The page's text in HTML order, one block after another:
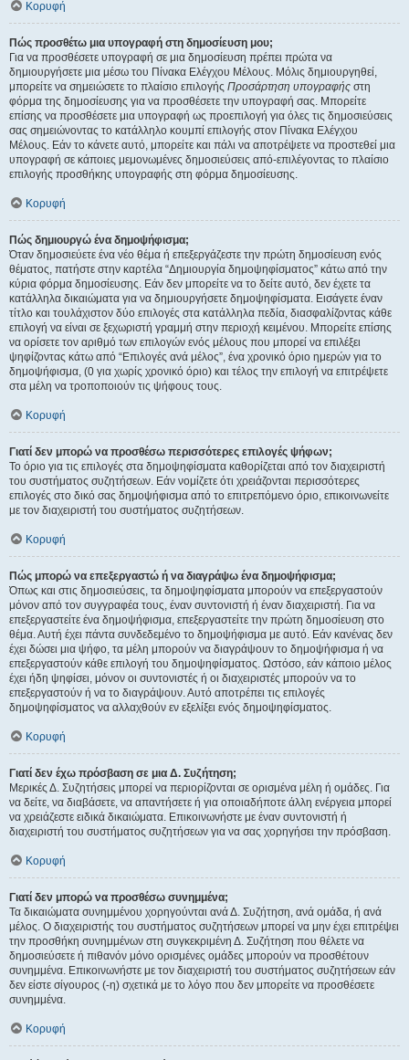
Κορυφή
Πώς προσθέτω μια υπογραφή στη δημοσίευση μου;
Για να προσθέσετε υπογραφή σε μια δημοσίευση πρέπει πρώτα να
δημιουργήσετε μια μέσω του Πίνακα Ελέγχου Μέλους. Μόλις δημιουργηθεί,
μπορείτε να σημειώσετε το πλαίσιο επιλογής Προσάρτηση υπογραφής στη
φόρμα της δημοσίευσης για να προσθέσετε την υπογραφή σας. Μπορείτε
επίσης να προσθέσετε μια υπογραφή ως προεπιλογή για όλες τις δημοσιεύσεις
σας σημειώνοντας το κατάλληλο κουμπί επιλογής στον Πίνακα Ελέγχου
Μέλους. Εάν το κάνετε αυτό, μπορείτε και πάλι να αποτρέψετε να προστεθεί μια
υπογραφή σε κάποιες μεμονωμένες δημοσιεύσεις από-επιλέγοντας το πλαίσιο
επιλογής προσθήκης υπογραφής στη φόρμα δημοσίευσης.
Κορυφή
Πώς δημιουργώ ένα δημοψήφισμα;
Όταν δημοσιεύετε ένα νέο θέμα ή επεξεργάζεστε την πρώτη δημοσίευση ενός
θέματος, πατήστε στην καρτέλα “Δημιουργία δημοψηφίσματος” κάτω από την
κύρια φόρμα δημοσίευσης. Εάν δεν μπορείτε να το δείτε αυτό, δεν έχετε τα
κατάλληλα δικαιώματα για να δημιουργήσετε δημοψηφίσματα. Εισάγετε έναν
τίτλο και τουλάχιστον δύο επιλογές στα κατάλληλα πεδία, διασφαλίζοντας κάθε
επιλογή να είναι σε ξεχωριστή γραμμή στην περιοχή κειμένου. Μπορείτε επίσης
να ορίσετε τον αριθμό των επιλογών ενός μέλους που μπορεί να επιλέξει
ψηφίζοντας κάτω από “Επιλογές ανά μέλος”, ένα χρονικό όριο ημερών για το
δημοψήφισμα, (0 για χωρίς χρονικό όριο) και τέλος την επιλογή να επιτρέψετε
στα μέλη να τροποποιούν τις ψήφους τους.
Κορυφή
Γιατί δεν μπορώ να προσθέσω περισσότερες επιλογές ψήφων;
Το όριο για τις επιλογές στα δημοψηφίσματα καθορίζεται από τον διαχειριστή
του συστήματος συζητήσεων. Εάν νομίζετε ότι χρειάζονται περισσότερες
επιλογές στο δικό σας δημοψήφισμα από το επιτρεπόμενο όριο, επικοινωνείτε
με τον διαχειριστή του συστήματος συζητήσεων.
Κορυφή
Πώς μπορώ να επεξεργαστώ ή να διαγράψω ένα δημοψήφισμα;
Όπως και στις δημοσιεύσεις, τα δημοψηφίσματα μπορούν να επεξεργαστούν
μόνον από τον συγγραφέα τους, έναν συντονιστή ή έναν διαχειριστή. Για να
επεξεργαστείτε ένα δημοψήφισμα, επεξεργαστείτε την πρώτη δημοσίευση στο
θέμα. Αυτή έχει πάντα συνδεδεμένο το δημοψήφισμα με αυτό. Εάν κανένας δεν
έχει δώσει μια ψήφο, τα μέλη μπορούν να διαγράψουν το δημοψήφισμα ή να
επεξεργαστούν κάθε επιλογή του δημοψηφίσματος. Ωστόσο, εάν κάποιο μέλος
έχει ήδη ψηφίσει, μόνον οι συντονιστές ή οι διαχειριστές μπορούν να το
επεξεργαστούν ή να το διαγράψουν. Αυτό αποτρέπει τις επιλογές
δημοψηφίσματος να αλλαχθούν εν εξελίξει ενός δημοψηφίσματος.
Κορυφή
Γιατί δεν έχω πρόσβαση σε μια Δ. Συζήτηση;
Μερικές Δ. Συζητήσεις μπορεί να περιορίζονται σε ορισμένα μέλη ή ομάδες. Για
να δείτε, να διαβάσετε, να απαντήσετε ή για οποιαδήποτε άλλη ενέργεια μπορεί
να χρειάζεστε ειδικά δικαιώματα. Επικοινωνήστε με έναν συντονιστή ή
διαχειριστή του συστήματος συζητήσεων για να σας χορηγήσει την πρόσβαση.
Κορυφή
Γιατί δεν μπορώ να προσθέσω συνημμένα;
Τα δικαιώματα συνημμένου χορηγούνται ανά Δ. Συζήτηση, ανά ομάδα, ή ανά
μέλος. Ο διαχειριστής του συστήματος συζητήσεων μπορεί να μην έχει επιτρέψει
την προσθήκη συνημμένων στη συγκεκριμένη Δ. Συζήτηση που θέλετε να
δημοσιεύσετε ή πιθανόν μόνο ορισμένες ομάδες μπορούν να προσθέτουν
συνημμένα. Επικοινωνήστε με τον διαχειριστή του συστήματος συζητήσεων εάν
δεν είστε σίγουρος (-η) σχετικά με το λόγο που δεν μπορείτε να προσθέσετε
συνημμένα.
Κορυφή